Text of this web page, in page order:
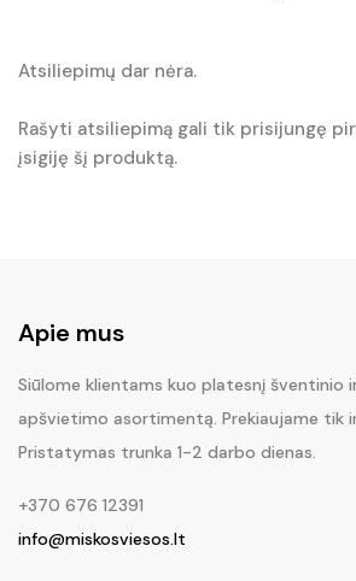
Atsiliepimų dar nėra.
Rašyti atsiliepimą gali tik prisijungę
įsigiję šį produktą.
Apie mus
Siūlome klientams kuo platesnį šventinio
apšvietimo asortimentą. Prekiaujame tik
Pristatymas trunka 1-2 darbo dienas.
+370 676 12391
info@miskosviesos.lt